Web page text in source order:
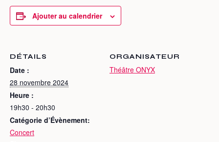
Ajouter au calendrier
DÉTAILS
Date :
28 novembre 2024
Heure :
19h30 - 20h30
Catégorie d’Évènement:
Concert
ORGANISATEUR
Théâtre ONYX